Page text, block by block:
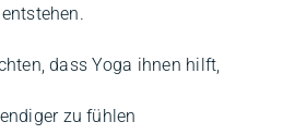
dass Yoga ihnen hilft,
zu fühlen